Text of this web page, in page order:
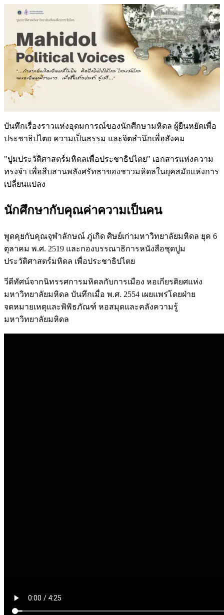
บันทึกเรื่องราวแห่งอุดมการณ์ของนักศึกษามหิดล ผู้ยืนหยัดเพื่อ
ประชาธิปไตย ความเป็นธรรม และจิตสำนึกเพื่อสังคม
"ปูมประวัติศาสตร์มหิดลเพื่อประชาธิปไตย" เอกสารแห่งความ
ทรงจำ เพื่อสืบสานพลังศรัทธาของชาวมหิดลในยุคสมัยแห่งการ
เปลี่ยนแปลง
นักศึกษากับคุณค่าความเป็นคน
พูดคุยกับคุณจุฬาลักษณ์ ภู่เกิด ศิษย์เก่ามหาวิทยาลัยมหิดล ยุค 6
ตุลาคม พ.ศ. 2519 และกองบรรณาธิการหนังสือชุดปูม
ประวัติศาสตร์มหิดล เพื่อประชาธิปไตย
วีดีทัศน์จากนิทรรศการมหิดลกับการเมือง หอเกียรติยศแห่ง
มหาวิทยาลัยมหิดล บันทึกเมื่อ พ.ศ. 2554 เผยแพร่โดยฝ่าย
จดหมายเหตุและพิพิธภัณฑ์ หอสมุดและคลังความรู้
มหาวิทยาลัยมหิดล